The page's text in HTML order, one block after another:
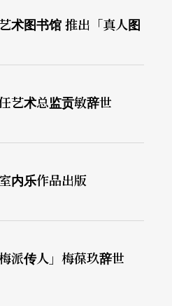
术图书馆 推出「真人图
艺术总监贡敏辞世
内乐作品出版
派传人」梅葆玖辞世